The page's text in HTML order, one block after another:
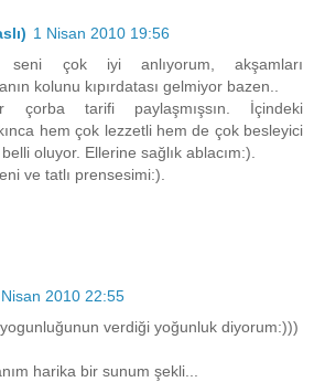
1 Nisan 2010 19:56
seni çok iyi anlıyorum, akşamları
kolunu kıpırdatası gelmiyor bazen..
tarifi paylaşmışsın. İçindeki
hem çok lezzetli hem de çok besleyici
oluyor. Ellerine sağlık ablacım:).
ve tatlı prensesimi:).
2010 22:55
verdiği yoğunluk diyorum:)))
harika bir sunum şekli...